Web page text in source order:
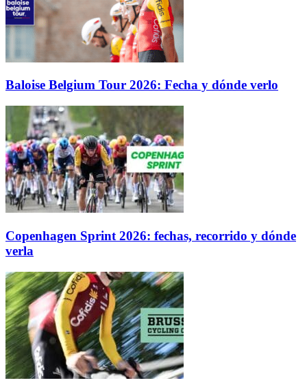
Baloise Belgium Tour 2026: Fecha y dónde verlo
Copenhagen Sprint 2026: fechas, recorrido y dónde
verla